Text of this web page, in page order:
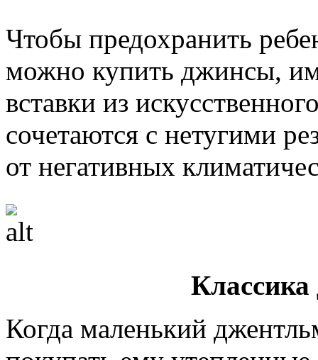
Чтобы предохранить
можно купить джинсы,
вставки из
сочетаются с нетугими
от негативных
Когда маленький